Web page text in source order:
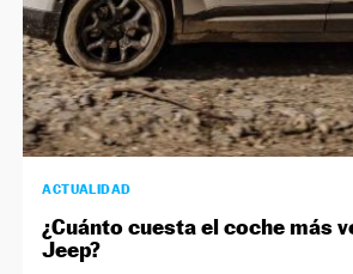
ACTUALIDAD
¿Cuánto cuesta el coche más
Jeep?